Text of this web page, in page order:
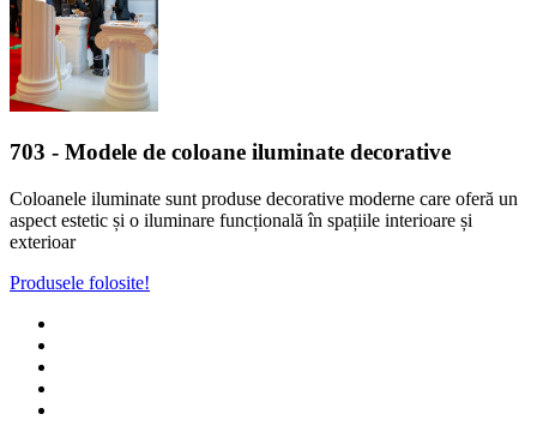
703 - Modele de coloane iluminate decorative
Coloanele iluminate sunt produse decorative moderne care oferă un
aspect estetic și o iluminare funcțională în spațiile interioare și
exterioar
Produsele folosite!